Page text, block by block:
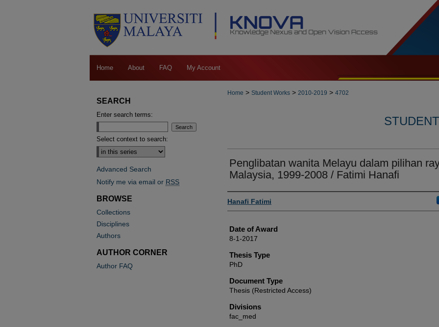
Home About FAQ My Account
Home > Student Works > 2010-2019 > 4702
Penglibatan wanita Melayu dalam pilihan
Malaysia, 1999-2008 / Fatimi Hanafi
Author
Hanafi Fatimi
Date of Award
8-1-2017
Thesis Type
PhD
Document Type
Thesis (Restricted Access)
Divisions
fac_med
SEARCH
Enter search terms:
Select context to search:
Advanced Search
Notify me via email or RSS
BROWSE
Collections
Disciplines
Authors
AUTHOR CORNER
Author FAQ